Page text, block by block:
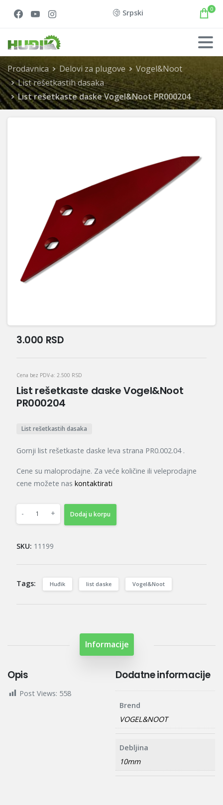
Srpski 0
Prodavnica Delovi za plugove
Vogel&Noot
List rešetkastih dasaka
List rešetkaste daske Vogel&Noot PR000204
3.000 RSD
Cena bez PDV-a: 2.500 RSD
List rešetkaste daske Vogel&Noot
PR000204
List rešetkastih dasaka
Gornji list rešetkaste daske leva strana PR0.002.04 .
Cene su maloprodajne. Za veće količine ili veleprodajne
cene možete nas kontaktirati
- + Dodaj u korpu
SKU: 11199
Tags: Huđik list daske Vogel&Noot
Informacije
Opis
Post Views: 558
Dodatne informacije
Brend
VOGEL&NOOT
Debljina
10mm